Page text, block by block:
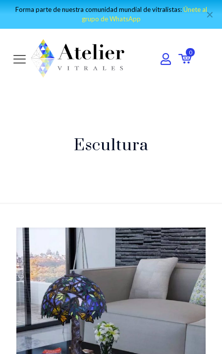
Forma parte de nuestra comunidad mundial de vitralistas:Únete al
grupo de WhatsApp
✕
0
Escultura